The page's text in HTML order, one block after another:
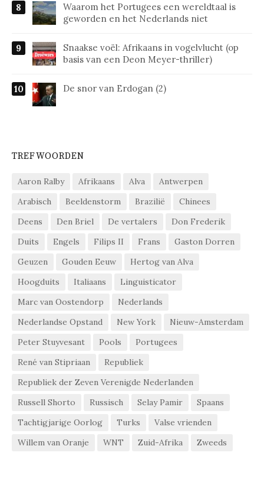
Waarom het Portugees een wereldtaal is
geworden en het Nederlands niet
Snaakse voël: Afrikaans in vogelvlucht (op
basis van een Deon Meyer-thriller)
De snor van Erdogan (2)
TREFWOORDEN
Aaron Ralby Afrikaans Alva
Antwerpen
Arabisch
Beeldenstorm Brazilië
Chinees
Deens
Den Briel De vertalers
Don Frederik
Duits
Engels Filips II Frans
Gaston Dorren
Geuzen
Gouden Eeuw
Hertog van Alva
Hoogduits
Italiaans
Linguisticator
Marc van Oostendorp
Nederlands
Nederlandse Opstand
New York
Nieuw-Amsterdam
Peter Stuyvesant
Pools
Portugees
René van Stipriaan
Republiek
Republiek der Zeven Verenigde Nederlanden
Russell Shorto
Russisch Selay Pamir
Spaans
Tachtigjarige Oorlog
Turks
Valse vrienden
Willem van Oranje
WNT Zuid-Afrika Zweeds